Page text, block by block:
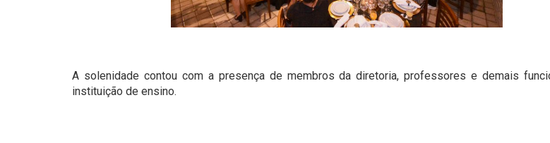
A solenidade contou com a presença de membros da diretoria, professores e demais
instituição de ensino.